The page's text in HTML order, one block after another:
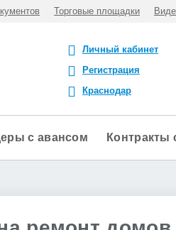
Торговые площадки
Личный кабинет
Регистрация
Краснодар
с авансом Контракты